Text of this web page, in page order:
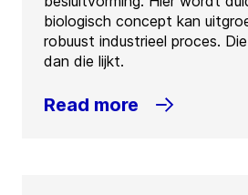
biologisch concept kan
robuust industrieel proces.
dan die lijkt.
Read more